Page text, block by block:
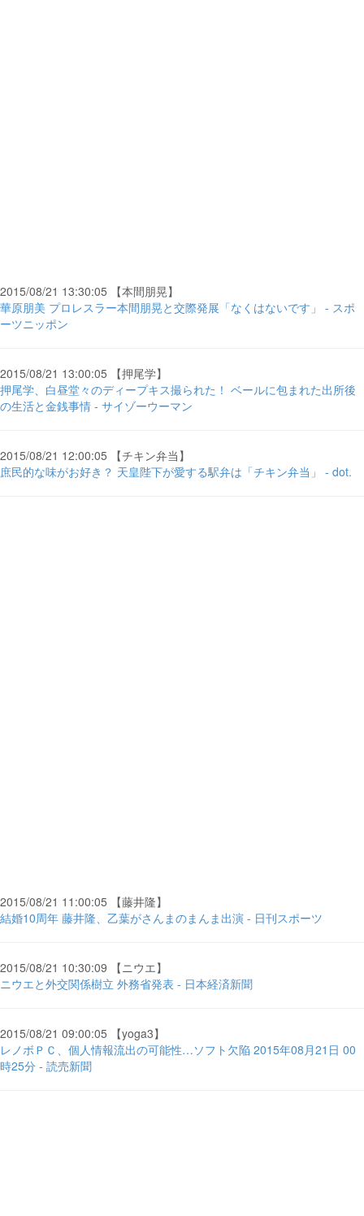
2015/08/21 13:30:05 【本間朋晃】
華原朋美 プロレスラー本間朋晃と交際発展「なくはないです」 - スポ
ーツニッポン
2015/08/21 13:00:05 【押尾学】
押尾学、白昼堂々のディープキス撮られた！ ベールに包まれた出所後
の生活と金銭事情 - サイゾーウーマン
2015/08/21 12:00:05 【チキン弁当】
庶民的な味がお好き？ 天皇陛下が愛する駅弁は「チキン弁当」 - dot.
2015/08/21 11:00:05 【藤井隆】
結婚10周年 藤井隆、乙葉がさんまのまんま出演 - 日刊スポーツ
2015/08/21 10:30:09 【ニウエ】
ニウエと外交関係樹立 外務省発表 - 日本経済新聞
2015/08/21 09:00:05 【yoga3】
レノボＰＣ、個人情報流出の可能性…ソフト欠陥 2015年08月21日 00
時25分 - 読売新聞